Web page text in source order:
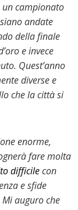
un campionato
andate
della finale
e invece
Quest’anno
diverse e
che la città si
enorme,
fare molta
difficilecon
e sfide
auguro che